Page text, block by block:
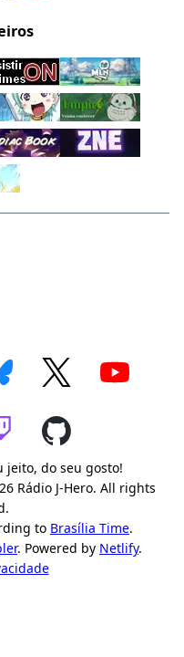
jeito, do seu gosto!
Rádio J-Hero. All rights
to Brasília Time.
. Powered by Netlify.